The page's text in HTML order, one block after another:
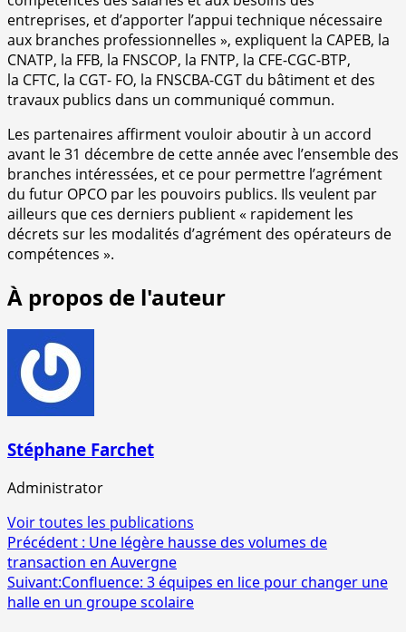
entreprises, et d’apporter l’appui technique nécessaire
aux branches professionnelles », expliquent la CAPEB, la
CNATP, la FFB, la FNSCOP, la FNTP, la CFE-CGC-BTP,
la CFTC, la CGT- FO, la FNSCBA-CGT du bâtiment et des
travaux publics dans un communiqué commun.
Les partenaires affirment vouloir aboutir à un accord
avant le 31 décembre de cette année avec l’ensemble des
branches intéressées, et ce pour permettre l’agrément
du futur OPCO par les pouvoirs publics. Ils veulent par
ailleurs que ces derniers publient « rapidement les
décrets sur les modalités d’agrément des opérateurs de
compétences ».
À propos de l'auteur
Stéphane Farchet
Administrator
Voir toutes les publications
Navigation
d’article
Précédent : Une légère hausse des volumes de
transaction en Auvergne
Suivant:Confluence: 3 équipes en lice pour changer une
halle en un groupe scolaire